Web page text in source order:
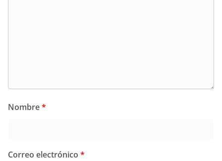
Nombre*
Correo electrónico *